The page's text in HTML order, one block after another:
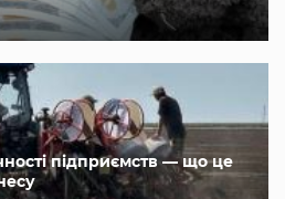
підприємств — що це